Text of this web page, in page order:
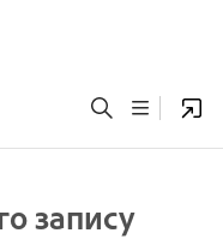
запису